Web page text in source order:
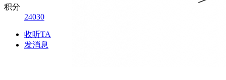
积分
24030
收听TA
发消息